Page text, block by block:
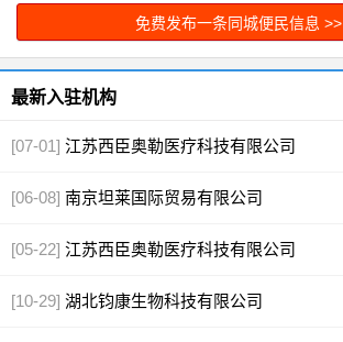
代工[图]
免费发布一条同城便民信息 >>
最新入驻机构
[07-01] 江苏西臣奥勒医疗科技有限公司
[06-08] 南京坦莱国际贸易有限公司
[05-22] 江苏西臣奥勒医疗科技有限公司
[10-29] 湖北钧康生物科技有限公司